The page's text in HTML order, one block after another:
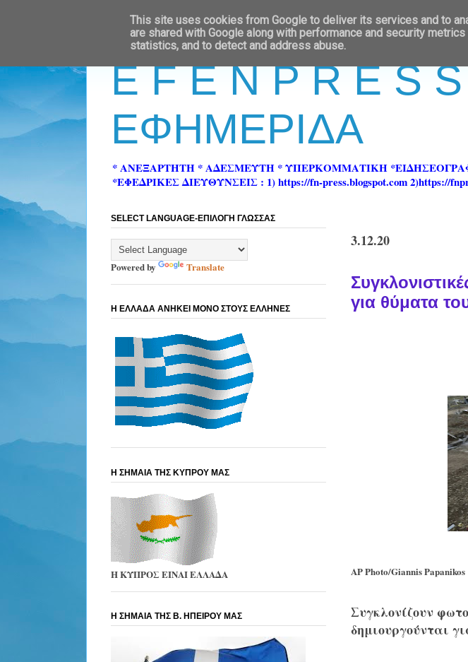
E F E N P R E S
ΕΦΗΜΕΡΙΔΑ
* ΑΝΕΞΑΡΤΗΤΗ * ΑΔΕΣΜΕΥΤΗ * ΥΠΕΡΚΟΜΜΑΤΙΚΗ
*ΕΦΕΔΡΙΚΕΣ ΔΙΕΥΘΥΝΣΕΙΣ : 1) https://fn-press.blogspot.com 2)https://
3.12.20
για θύματα
AP Photo/Giannis Papanikos
Συγκλονίζουν
δημιουργούνται
SELECT LANGUAGE-ΕΠΙΛΟΓΗ ΓΛΩΣΣΑΣ
Powered by Translate
Η ΕΛΛΑΔΑ ΑΝΗΚΕΙ ΜΟΝΟ ΣΤΟΥΣ ΕΛΛΗΝΕΣ
Η ΣΗΜΑΙΑ ΤΗΣ ΚΥΠΡΟΥ ΜΑΣ
Η ΚΥΠΡΟΣ ΕΙΝΑΙ ΕΛΛΑΔΑ
Η ΣΗΜΑΙΑ ΤΗΣ Β. ΗΠΕΙΡΟΥ ΜΑΣ
This site uses cookies from Google to deliver its services and to
are shared with Google along with performance and security
statistics, and to detect and address abuse.